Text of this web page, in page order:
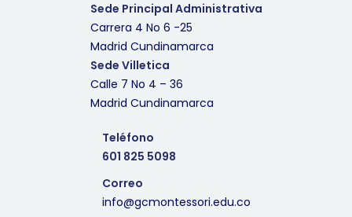
Sede Principal Administrativa
Carrera 4 No 6 -25
Madrid Cundinamarca
Sede Villetica
Calle 7 No 4 – 36
Madrid Cundinamarca
Teléfono
601 825 5098
Correo
info@gcmontessori.edu.co